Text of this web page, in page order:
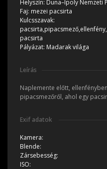
Helyszín: Duna–Ipoly Nemzeti
Faj: mezei pacsirta
Kulcsszavak:
pacsirta
Pályázat: Madarak világa
Leírás
Naplemente előtt,
pipacsmezőről, ahol egy
Exif adatok
Kamera:
Blende:
Zársebesség:
ISO: